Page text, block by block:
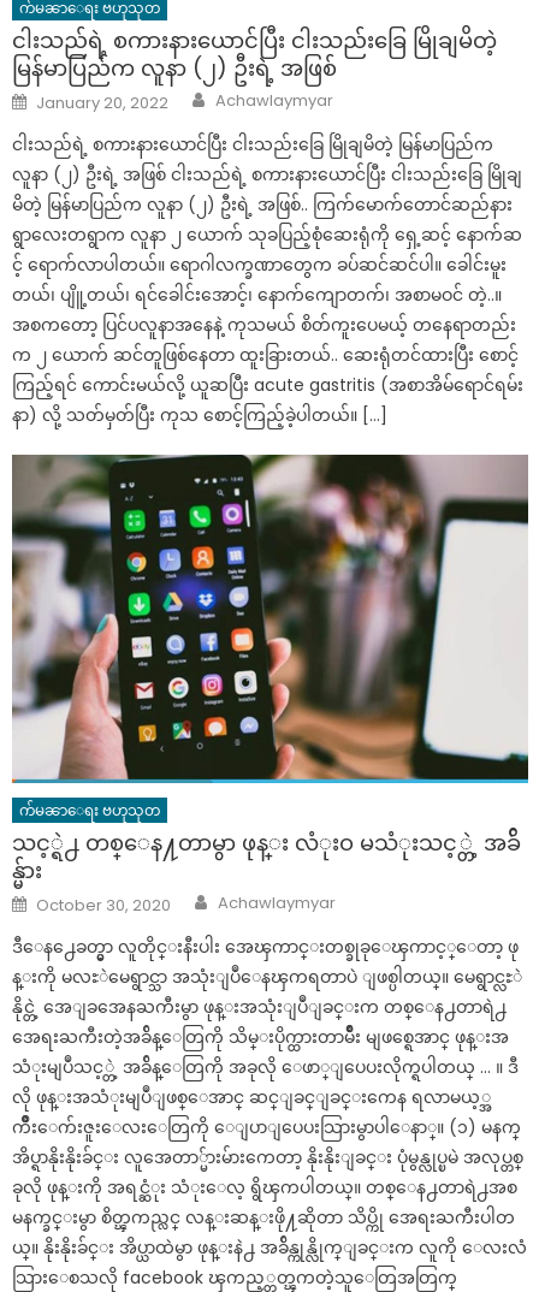
က်မၼာေရး ဗဟုသုတ
ငါးသည်ရဲ့ စကားနားယောင်ပြီး ငါးသည်းခြေ မြိုချမိတဲ့
မြန်မာပြည်က လူနာ (၂) ဦးရဲ့ အဖြစ်
Posted
on
January 20, 2022 Author
Achawlaymyar
ငါးသည်ရဲ့ စကားနားယောင်ပြီး ငါးသည်းခြေ မြိုချမိတဲ့ မြန်မာပြည်က
လူနာ (၂) ဦးရဲ့ အဖြစ် ငါးသည်ရဲ့ စကားနားယောင်ပြီး ငါးသည်းခြေ မြိုချ
မိတဲ့ မြန်မာပြည်က လူနာ (၂) ဦးရဲ့ အဖြစ်.. ကြက်မောက်တောင်ဆည်နား
ရွာလေးတရွာက လူနာ ၂ ယောက် သုခပြည့်စုံဆေးရုံကို ရှေ့ဆင့် နောက်ဆ
င့် ရောက်လာပါတယ်။ ရောဂါလက္ခဏာတွေက ခပ်ဆင်ဆင်ပါ။ ခေါင်းမူး
တယ်၊ ပျိူ့တယ်၊ ရင်ခေါင်းအောင့်၊ နောက်ကျောတက်၊ အစာမဝင် တဲ့..။
အစကတော့ ပြင်ပလူနာအနေနဲ့ ကုသမယ် စိတ်ကူးပေမယ့် တနေရာတည်း
က ၂ ယောက် ဆင်တူဖြစ်နေတာ ထူးခြားတယ်.. ဆေးရုံတင်ထားပြီး စောင့်
ကြည့်ရင် ကောင်းမယ်လို့ ယူဆပြီး acute gastritis (အစာအိမ်ရောင်ရမ်း
နာ) လို့ သတ်မှတ်ပြီး ကုသ စောင့်ကြည့်ခဲ့ပါတယ်။ […]
က်မၼာေရး ဗဟုသုတ
သင့္ရဲ႕ တစ္ေန႔တာမွာ ဖုန္း လံုးဝ မသံုးသင့္တဲ့ အခ်ိ
န္မ်ား
Posted
on
October 30, 2020 Author
Achawlaymyar
ဒီေန႕ေခတ္မွာ လူတိုင္းနီးပါး အေၾကာင္းတစ္ခုခုေၾကာင့္ေတာ့ ဖု
န္းကို မလႊဲမေရွာင္သာ အသုံးျပဳေနၾကရတာပဲ ျဖစ္ပါတယ္။ မေရွာင္လႊဲ
နိုင္တဲ့ အေျခအေနႀကီးမွာ ဖုန္းအသုံးျပဳျခင္းက တစ္ေန႕တာရဲ႕
အေရးႀကီးတဲ့အခ်ိန္ေတြကို သိမ္းပိုက္ထားတာမ်ိဳး မျဖစ္ရေအာင္ ဖုန္းအ
သံုးမျပဳသင့္တဲ့ အခ်ိန္ေတြကို အခုလို ေဖာ္ျပေပးလိုက္ရပါတယ္ … ။ ဒီ
လို ဖုန္းအသံုးမျပဳျဖစ္ေအာင္ ဆင္ျခင္ျခင္းကေန ရလာမယ့္အ
က်ိဳးေက်းဇူးေလးေတြကို ေျပာျပေပးသြားမွာပါေနာ္။ (၁) မနက္
အိပ္ရာနိုးနိုးခ်င္း လူအေတာ္မ်ားမ်ားကေတာ့ နိုးနိုးျခင္း ပုံမွန္လုပ္ၿမဲ အလုပ္တစ္
ခုလို ဖုန္းကို အရင္ဆံုး သံုးေလ့ ရွိၾကပါတယ္။ တစ္ေန႕တာရဲ႕အစ
မနက္ခင္းမွာ စိတ္ၾကည္လင္ လန္းဆန္းဖို႔ဆိုတာ သိပ္ကို အေရးႀကီးပါတ
ယ္။ နိုးနိုးခ်င္း အိပ္ယာထဲမွာ ဖုန္းနဲ႕ အခ်ိန္ကုန္လိုက္ျခင္းက လူကို ေလးလံ
သြားေစသလို facebook ၾကည့္တတ္ၾကတဲ့သူေတြအတြက္